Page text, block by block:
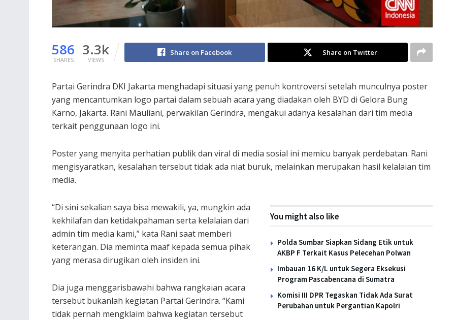
586
SHARES
3.3k
VIEWS
Share on Facebook Share on Twitter
Partai Gerindra DKI Jakarta menghadapi situasi yang penuh kontroversi setelah munculnya poster
yang mencantumkan logo partai dalam sebuah acara yang diadakan oleh BYD di Gelora Bung
Karno, Jakarta. Rani Mauliani, perwakilan Gerindra, mengakui adanya kesalahan dari tim media
terkait penggunaan logo ini.
Poster yang menyita perhatian publik dan viral di media sosial ini memicu banyak perdebatan. Rani
mengisyaratkan, kesalahan tersebut tidak ada niat buruk, melainkan merupakan hasil kelalaian tim
media.
You might also like
Polda Sumbar Siapkan Sidang Etik untuk
AKBP F Terkait Kasus Pelecehan Polwan
Imbauan 16 K/L untuk Segera Eksekusi
Program Pascabencana di Sumatra
Komisi III DPR Tegaskan Tidak Ada Surat
Perubahan untuk Pergantian Kapolri
“Di sini sekalian saya bisa mewakili, ya, mungkin ada
kekhilafan dan ketidakpahaman serta kelalaian dari
admin tim media kami,” kata Rani saat memberi
keterangan. Dia meminta maaf kepada semua pihak
yang merasa dirugikan oleh insiden ini.
Dia juga menggarisbawahi bahwa rangkaian acara
tersebut bukanlah kegiatan Partai Gerindra. “Kami
tidak pernah mengklaim bahwa kegiatan tersebut